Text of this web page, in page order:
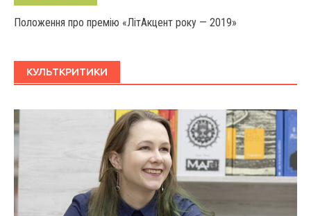
Положення про премію «ЛітАкцент року — 2019»
КУЛЬТКРИТИКИ